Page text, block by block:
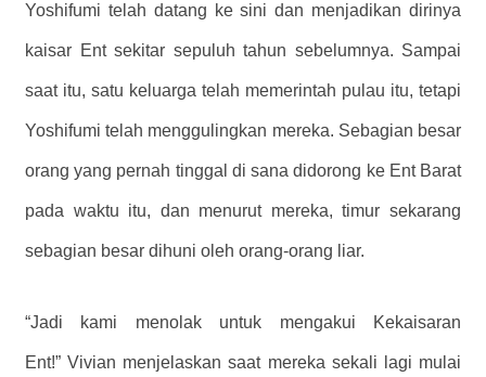
Yoshifumi telah datang ke sini dan menjadikan dirinya
kaisar Ent sekitar sepuluh tahun sebelumnya. Sampai
saat itu, satu keluarga telah memerintah pulau itu, tetapi
Yoshifumi telah menggulingkan mereka. Sebagian besar
orang yang pernah tinggal di sana didorong ke Ent Barat
pada waktu itu, dan menurut mereka, timur sekarang
sebagian besar dihuni oleh orang-orang liar.
“Jadi kami menolak untuk mengakui Kekaisaran
Ent!” Vivian menjelaskan saat mereka sekali lagi mulai